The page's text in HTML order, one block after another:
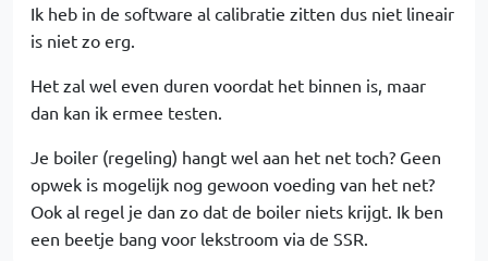
Ik heb in de software al calibratie zitten dus niet lineair
is niet zo erg.
Het zal wel even duren voordat het binnen is, maar
dan kan ik ermee testen.
Je boiler (regeling) hangt wel aan het net toch? Geen
opwek is mogelijk nog gewoon voeding van het net?
Ook al regel je dan zo dat de boiler niets krijgt. Ik ben
een beetje bang voor lekstroom via de SSR.